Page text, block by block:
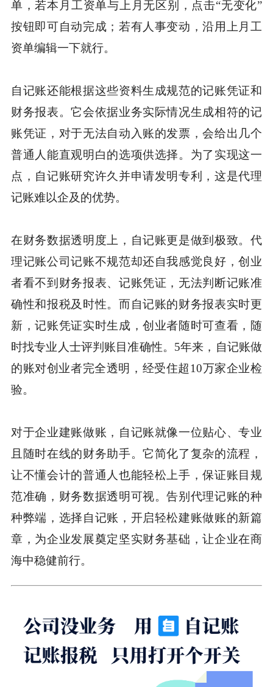
单，若本月工资单与上月无区别，点击“无变化”
按钮即可自动完成；若有人事变动，沿用上月工
资单编辑一下就行。
自记账还能根据这些资料生成规范的记账凭证和
财务报表。它会依据业务实际情况生成相符的记
账凭证，对于无法自动入账的发票，会给出几个
普通人能直观明白的选项供选择。为了实现这一
点，自记账研究许久并申请发明专利，这是代理
记账难以企及的优势。
在财务数据透明度上，自记账更是做到极致。代
理记账公司记账不规范却还自我感觉良好，创业
者看不到财务报表、记账凭证，无法判断记账准
确性和报税及时性。而自记账的财务报表实时更
新，记账凭证实时生成，创业者随时可查看，随
时找专业人士评判账目准确性。5年来，自记账做
的账对创业者完全透明，经受住超10万家企业检
验。
对于企业建账做账，自记账就像一位贴心、专业
且随时在线的财务助手。它简化了复杂的流程，
让不懂会计的普通人也能轻松上手，保证账目规
范准确，财务数据透明可视。告别代理记账的种
种弊端，选择自记账，开启轻松建账做账的新篇
章，为企业发展奠定坚实财务基础，让企业在商
海中稳健前行。